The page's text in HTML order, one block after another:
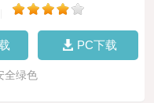
PC下载
全绿色